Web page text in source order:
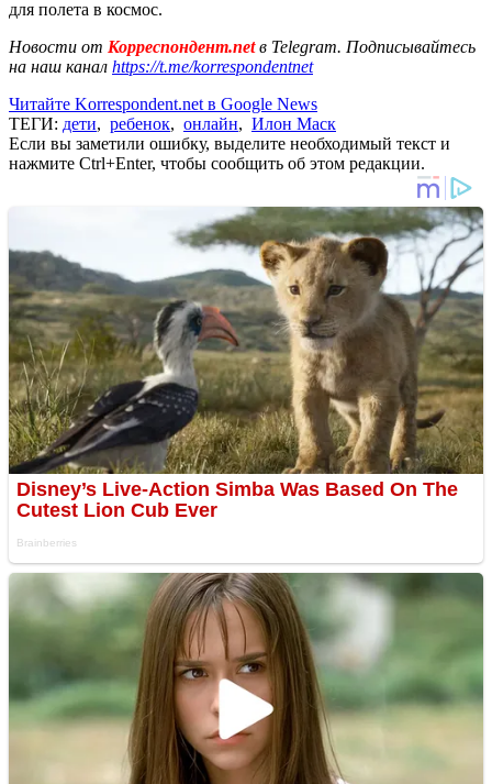
для полета в космос.
Новости от Корреспондент.netв Telegram. Подписывайтесь
на наш канал https://t.me/korrespondentnet
Читайте Korrespondent.net в Google News
ТЕГИ: дети, ребенок, онлайн, Илон Маск
Если вы заметили ошибку, выделите необходимый текст и
нажмите Ctrl+Enter, чтобы сообщить об этом редакции.